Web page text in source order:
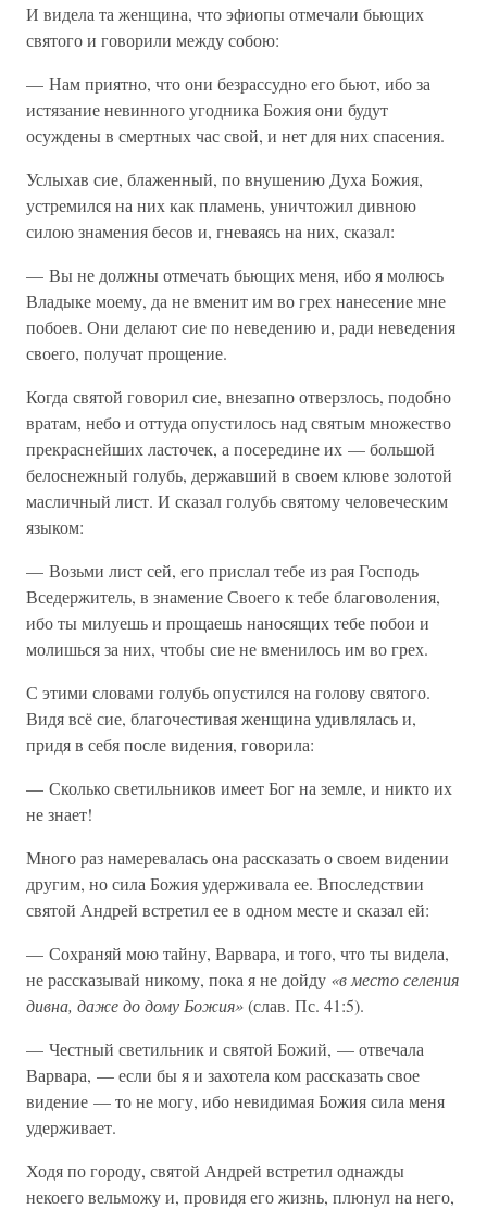
И видела та женщина, что эфиопы отмечали бьющих
святого и говорили между собою:
— Нам приятно, что они безрассудно его бьют, ибо за
истязание невинного угодника Божия они будут
осуждены в смертных час свой, и нет для них спасения.
Услыхав сие, блаженный, по внушению Духа Божия,
устремился на них как пламень, уничтожил дивною
силою знамения бесов и, гневаясь на них, сказал:
— Вы не должны отмечать бьющих меня, ибо я молюсь
Владыке моему, да не вменит им во грех нанесение мне
побоев. Они делают сие по неведению и, ради неведения
своего, получат прощение.
Когда святой говорил сие, внезапно отверзлось, подобно
вратам, небо и оттуда опустилось над святым множество
прекраснейших ласточек, а посередине их — большой
белоснежный голубь, державший в своем клюве золотой
масличный лист. И сказал голубь святому человеческим
языком:
— Возьми лист сей, его прислал тебе из рая Господь
Вседержитель, в знамение Своего к тебе благоволения,
ибо ты милуешь и прощаешь наносящих тебе побои и
молишься за них, чтобы сие не вменилось им во грех.
С этими словами голубь опустился на голову святого.
Видя всё сие, благочестивая женщина удивлялась и,
придя в себя после видения, говорила:
— Сколько светильников имеет Бог на земле, и никто их
не знает!
Много раз намеревалась она рассказать о своем видении
другим, но сила Божия удерживала ее. Впоследствии
святой Андрей встретил ее в одном месте и сказал ей:
— Сохраняй мою тайну, Варвара, и того, что ты видела,
не рассказывай никому, пока я не дойду «в место селения
дивна, даже до дому Божия»(слав. Пс. 41:5).
— Честный светильник и святой Божий, — отвечала
Варвара, — если бы я и захотела ком рассказать свое
видение — то не могу, ибо невидимая Божия сила меня
удерживает.
Ходя по городу, святой Андрей встретил однажды
некоего вельможу и, провидя его жизнь, плюнул на него,